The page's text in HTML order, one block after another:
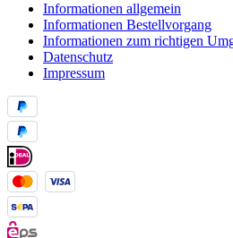
Informationen allgemein
Informationen Bestellvorgang
Informationen zum richtigen
Datenschutz
Impressum